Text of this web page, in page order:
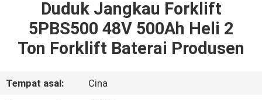
PRODUK
KITA
Duduk Jangkau Forklift
5PBS500 48V 500Ah Heli 2
Ton Forklift Baterai Produsen
Tempat asal:
Cina